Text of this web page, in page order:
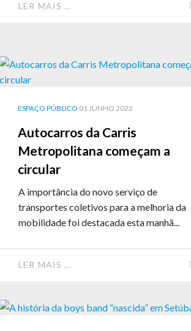
LER MAIS …
Autocarros da Carris
Metropolitana começam a
circular
ESPAÇO PÚBLICO 01 JUNHO 2022
A importância do novo serviço de
transportes coletivos para a melhoria da
mobilidade foi destacada esta manhã...
LER MAIS …